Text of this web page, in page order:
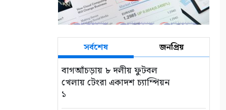
সর্বশেষ জনপ্রিয়
বাগআঁচড়ায় ৮ দলীয় ফুটবল
খেলায় টেংরা একাদশ চ্যাম্পিয়ন
১